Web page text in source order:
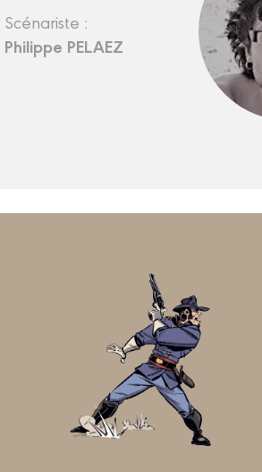
Scénariste :
Philippe PELAEZ